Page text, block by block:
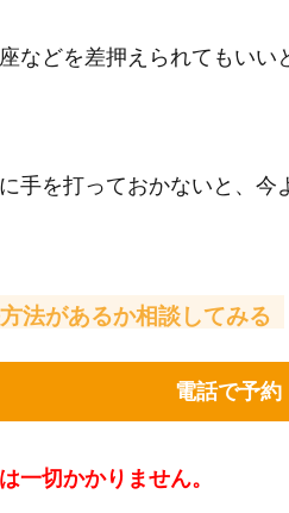
などを差押えられてもいい
手を打っておかないと、
法があるか相談してみる
電話で予約
一切かかりません。